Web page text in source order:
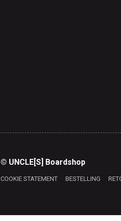
© UNCLE[S] Boardshop
COOKIE STATEMENT BESTELLING